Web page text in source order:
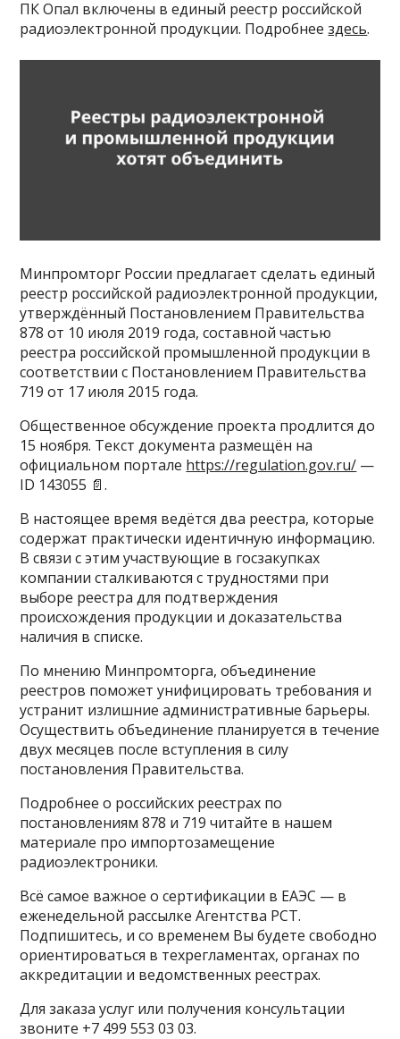
ПК Опал включены в единый реестр российской
радиоэлектронной продукции. Подробнеездесь.
Минпромторг России предлагает сделать единый
реестр российской радиоэлектронной продукции,
утверждённый Постановлением Правительства
878 от 10 июля 2019 года, составной частью
реестра российской промышленной продукции в
соответствии с Постановлением Правительства
719 от 17 июля 2015 года.
Общественное обсуждение проекта продлится до
15 ноября. Текст документа размещён на
официальном портале https://regulation.gov.ru/ —
ID 143055 📄.
В настоящее время ведётся два реестра, которые
содержат практически идентичную информацию.
В связи с этим участвующие в госзакупках
компании сталкиваются с трудностями при
выборе реестра для подтверждения
происхождения продукции и доказательства
наличия в списке.
По мнению Минпромторга, объединение
реестров поможет унифицировать требования и
устранит излишние административные барьеры.
Осуществить объединение планируется в течение
двух месяцев после вступления в силу
постановления Правительства.
Подробнее о российских реестрах по
постановлениям 878 и 719 читайте в нашем
материале про импортозамещение
радиоэлектроники.
Всё самое важное о сертификации в ЕАЭС — в
еженедельной рассылке Агентства РСТ.
Подпишитесь, и со временем Вы будете свободно
ориентироваться в техрегламентах, органах по
аккредитации и ведомственных реестрах.
Для заказа услуг или получения консультации
звоните +7 499 553 03 03.